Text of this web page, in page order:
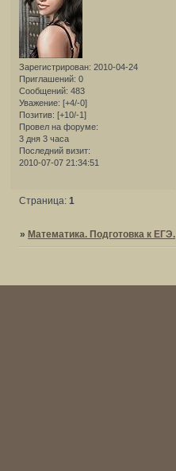
Зарегистрирован: 2010-04-24
Приглашений: 0
Сообщений: 483
Уважение: [+4/-0]
Позитив: [+10/-1]
Провел на форуме:
3 дня 3 часа
Последний визит:
2010-07-07 21:34:51
Страница:1
» Математика. Подготовка к ЕГЭ.